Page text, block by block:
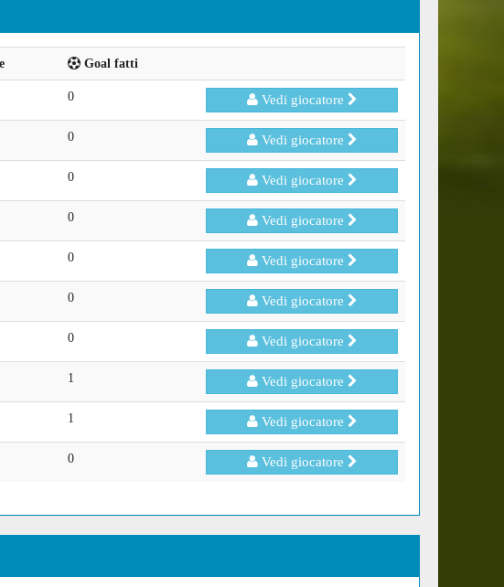
Goal fatti
0 Vedi giocatore
0 Vedi giocatore
0 Vedi giocatore
0 Vedi giocatore
0 Vedi giocatore
0 Vedi giocatore
0 Vedi giocatore
1 Vedi giocatore
1 Vedi giocatore
0 Vedi giocatore